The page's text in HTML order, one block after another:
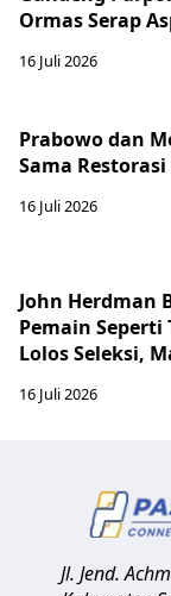
Ormas Serap
16 Juli 2026
Prabowo dan
Sama
16 Juli 2026
John Herdman
Pemain Seperti
Lolos Seleksi,
16 Juli 2026
Jl. Jend.